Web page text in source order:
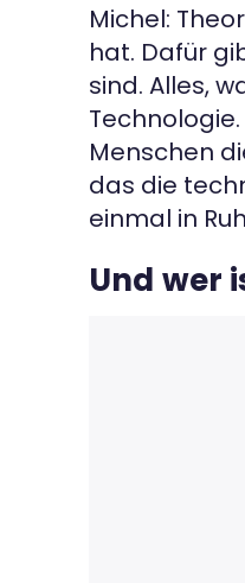
Michel:
hat. Dafür
sind. Alles,
Menschen
das die
einmal in
Und wer